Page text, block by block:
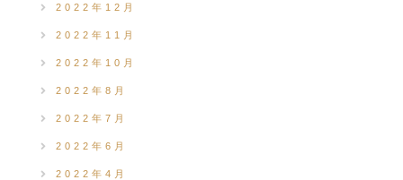
2022年12月
2022年11月
2022年10月
2022年8月
2022年7月
2022年6月
2022年4月